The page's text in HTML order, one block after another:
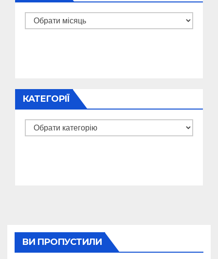
Архіви
КАТЕГОРІЇ
Категорії
ВИ ПРОПУСТИЛИ